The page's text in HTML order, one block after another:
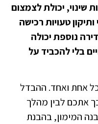
שינוי, יכולת לצמצום
טעויות רכישה
נוספת יכולה
בלי להכביד על
אחת ואחד. ההבדל
אתכם לבין מהלך
המימון, בהבנת